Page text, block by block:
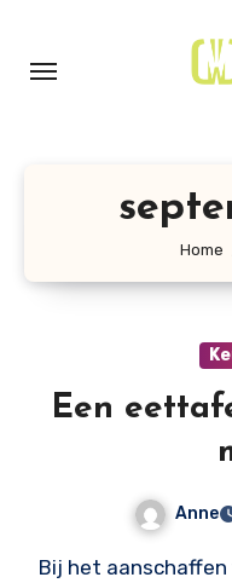
inhoud
Home
Een
Anne
Bij het aanschaffen van een eettafel, heb je ook